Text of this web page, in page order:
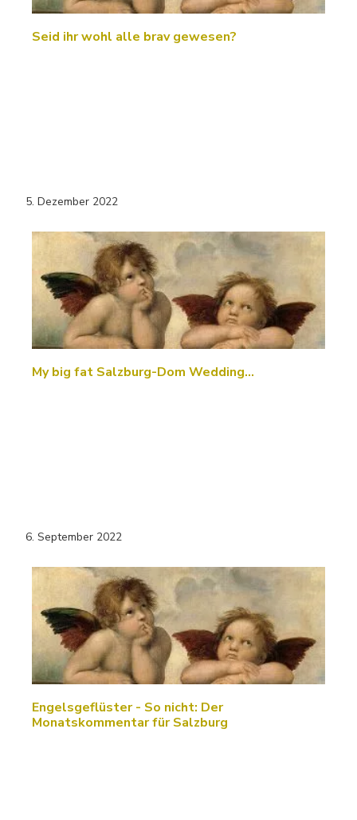
Seid ihr wohl alle brav gewesen?
5. Dezember 2022
My big fat Salzburg-Dom Wedding…
6. September 2022
Engelsgeflüster - So nicht: Der
Monatskommentar für Salzburg